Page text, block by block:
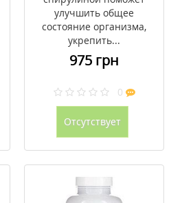
улучшить общее
состояние организма,
укрепить...
975 грн
0
Отсутствует